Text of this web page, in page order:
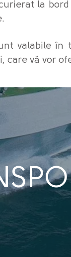
la
valabile
care vă vor